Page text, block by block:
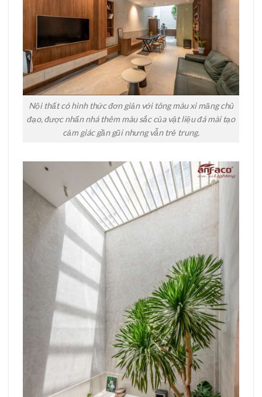
Nội thất có hình thức đơn giản với tông màu xi măng chủ
đạo, được nhấn nhá thêm màu sắc của vật liệu đá mài tạo
cảm giác gần gũi nhưng vẫn trẻ trung.